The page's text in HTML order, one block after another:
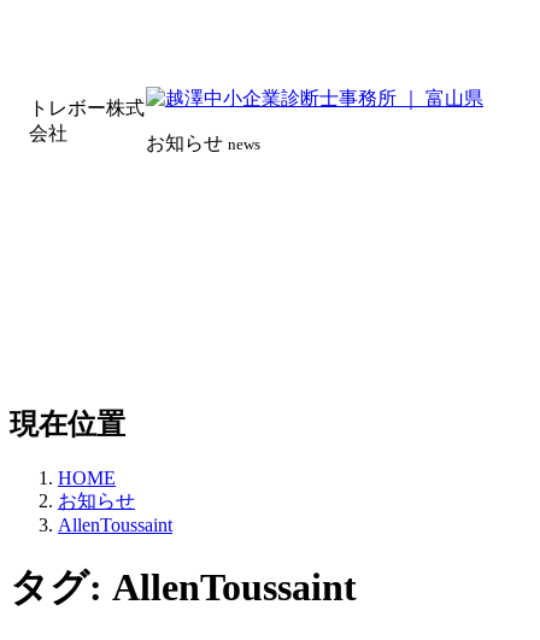
トレボー株式
会社
お知らせ news
現在位置
HOME
お知らせ
AllenToussaint
タグ: AllenToussaint